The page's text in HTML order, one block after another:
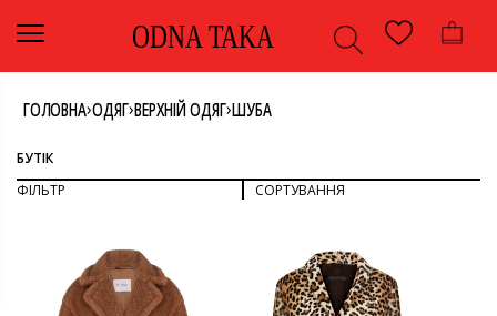
ODNA TAKA
ГОЛОВНА›ОДЯГ›ВЕРХНІЙ ОДЯГ›ШУБА
БУТІК
ФІЛЬТР
СОРТУВАННЯ
ДИВИТИСЯ ВСЕ
ВЕРХНІЙ ОДЯГ
СОРТУВАТИ ЗА ОСТАННІМИ
СОРТУВАТИ ЗА ЦІНОЮ: ВІД НИЖЧОЇ ДО ВИЩОЇ
СОРТУВАТИ ЗА ЦІНОЮ: ВІД ВИЩОЇ ДО НИЖЧОЇ